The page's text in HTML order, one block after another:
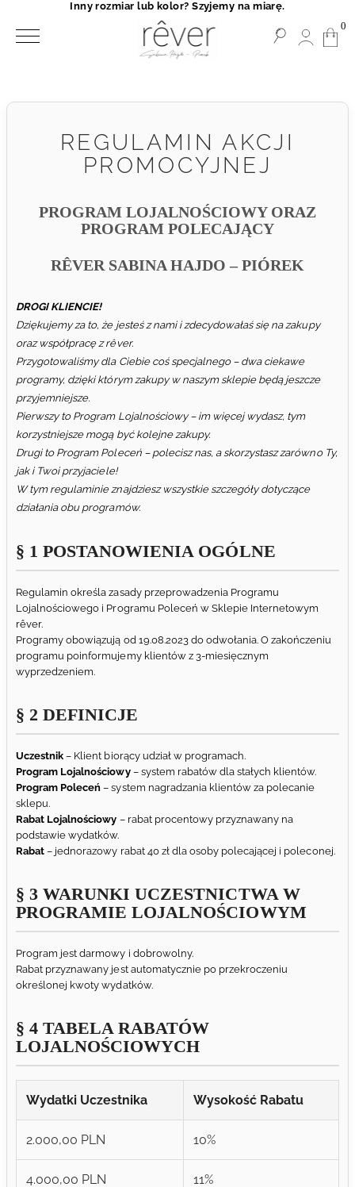
REGULAMIN AKCJI
PROMOCYJNEJ
PROGRAM LOJALNOŚCIOWY ORAZ
PROGRAM POLECAJĄCY
RÊVER SABINA HAJDO – PIÓREK
DROGI KLIENCIE!
Dziękujemy za to, że jesteś z nami i zdecydowałaś się na zakupy
oraz współpracę z rêver.
Przygotowaliśmy dla Ciebie coś specjalnego – dwa ciekawe
programy, dzięki którym zakupy w naszym sklepie będą jeszcze
przyjemniejsze.
Pierwszy to Program Lojalnościowy – im więcej wydasz, tym
korzystniejsze mogą być kolejne zakupy.
Drugi to Program Poleceń – polecisz nas, a skorzystasz zarówno Ty,
jak i Twoi przyjaciele!
W tym regulaminie znajdziesz wszystkie szczegóły dotyczące
działania obu programów.
§ 1 POSTANOWIENIA OGÓLNE
Regulamin określa zasady przeprowadzenia Programu
Lojalnościowego i Programu Poleceń w Sklepie Internetowym
rêver.
Programy obowiązują od 19.08.2023 do odwołania. O zakończeniu
programu poinformujemy klientów z 3-miesięcznym
wyprzedzeniem.
§ 2 DEFINICJE
Uczestnik – Klient biorący udział w programach.
Program Lojalnościowy– system rabatów dla stałych klientów.
Program Poleceń – system nagradzania klientów za polecanie
sklepu.
Rabat Lojalnościowy – rabat procentowy przyznawany na
podstawie wydatków.
Rabat – jednorazowy rabat 40 zł dla osoby polecającej i poleconej.
§ 3 WARUNKI UCZESTNICTWA W
PROGRAMIE LOJALNOŚCIOWYM
Program jest darmowy i dobrowolny.
Rabat przyznawany jest automatycznie po przekroczeniu
określonej kwoty wydatków.
§ 4 TABELA RABATÓW
LOJALNOŚCIOWYCH
Wydatki Uczestnika Wysokość Rabatu
2.000,00 PLN 10%
4.000,00 PLN 11%
0
Inny rozmiar lub kolor? Szyjemy na miarę.